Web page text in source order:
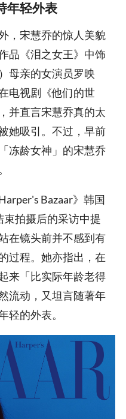
年轻外表
，宋慧乔的惊人美貌
品《泪之女王》中饰
母亲的女演员罗映
电视剧《他们的世
并直言宋慧乔真的太
她吸引。不过，早前
冻龄女神」的宋慧乔
Bazaar》韩国
拍摄后的采访中提
在镜头前并不感到有
过程。她亦指出，在
来「比实际年龄老得
流动，又坦言随著年
轻的外表。